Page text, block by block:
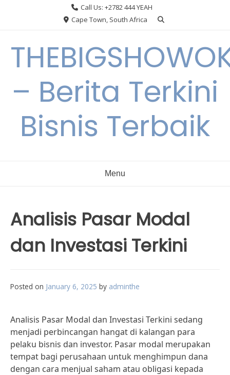
Call Us: +2782 444 YEAH
Cape Town, South Africa
– Berita Terkini
Bisnis Terbaik
Menu
Analisis Pasar Modal
dan Investasi Terkini
Posted on January 6, 2025 by adminthe
Analisis Pasar Modal dan Investasi Terkini sedang
menjadi perbincangan hangat di kalangan para
pelaku bisnis dan investor. Pasar modal merupakan
tempat bagi perusahaan untuk menghimpun dana
dengan cara menjual saham atau obligasi kepada